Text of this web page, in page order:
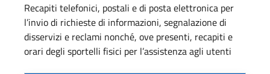
Recapiti telefonici, postali e di posta elettronica per
l’invio di richieste di informazioni, segnalazione di
disservizi e reclami nonché, ove presenti, recapiti e
orari degli sportelli fisici per l’assistenza agli utenti